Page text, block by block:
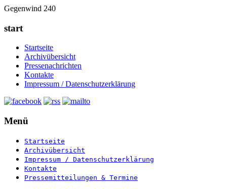
Gegenwind 240
start
Startseite
Archivübersicht
Pressenachrichten
Kontakte
Impressum / Datenschutzerklärung
Menü
Startseite
Archivübersicht
Impressum / Datenschutzerklärung
Kontakte
Pressemitteilungen & Termine